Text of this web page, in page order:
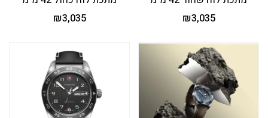
₪3,035
₪3,035